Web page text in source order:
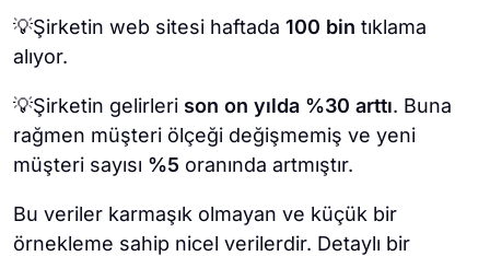
💡Şirketin web sitesi haftada 100 bin tıklama
alıyor.
💡Şirketin gelirleri son on yılda %30 arttı. Buna
rağmen müşteri ölçeği değişmemiş ve yeni
müşteri sayısı %5 oranında artmıştır.
Bu veriler karmaşık olmayan ve küçük bir
örnekleme sahip nicel verilerdir. Detaylı bir